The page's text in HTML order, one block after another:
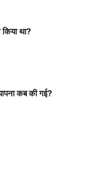
था?
कब की गई?